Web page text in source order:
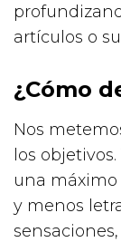
artículos o
¿Cómo
Nos
los
una máximo
y menos